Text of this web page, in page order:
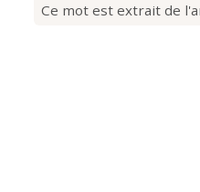
Ce mot est extrait de